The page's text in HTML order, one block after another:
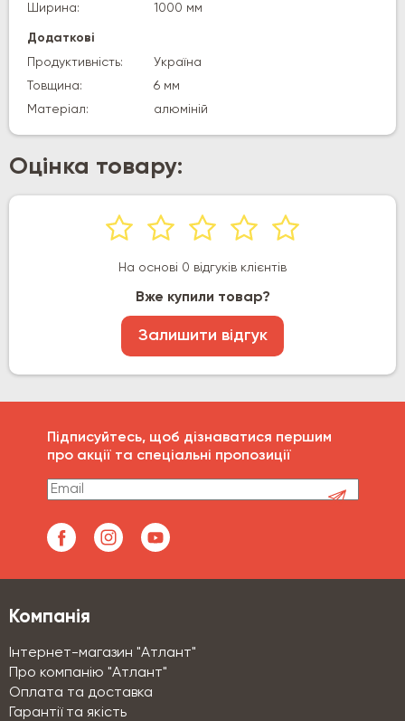
Ширина:
1000 мм
Додаткові
Продуктивність:
Україна
Товщина:
6 мм
Матеріал:
алюміній
Оцінка товару:
На основі 0 відгуків клієнтів
Вже купили товар?
Залишити відгук
Підписуйтесь, щоб дізнаватися першим
про акції та спеціальні пропозиції
Компанія
Інтернет-магазин "Атлант"
Про компанію "Атлант"
Оплата та доставка
Гарантії та якість